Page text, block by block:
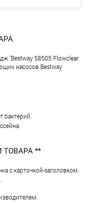
"Bestway 58505 Flowclear
насосов Bestway
бактерий.
**
с карточкой-заголовком.